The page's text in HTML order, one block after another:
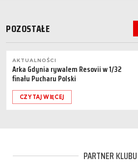
POZOSTAŁE
AKTUALNOŚCI
Arka Gdynia rywalem Resovii w 1/32
finału Pucharu Polski
CZYTAJ WIĘCEJ
PARTNER KLUBU